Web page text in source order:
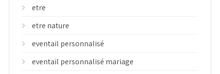
etre
etre nature
eventail personnalisé
eventail personnalisé mariage